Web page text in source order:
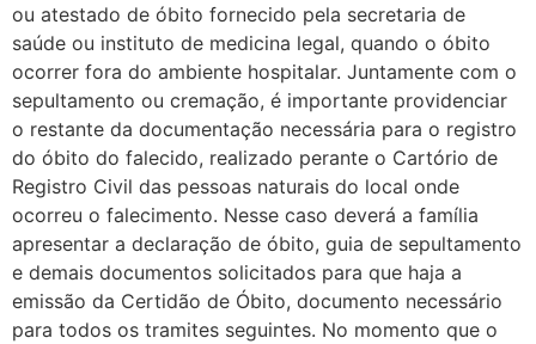
ou atestado de óbito fornecido pela secretaria de
saúde ou instituto de medicina legal, quando o óbito
ocorrer fora do ambiente hospitalar. Juntamente com o
sepultamento ou cremação, é importante providenciar
o restante da documentação necessária para o registro
do óbito do falecido, realizado perante o Cartório de
Registro Civil das pessoas naturais do local onde
ocorreu o falecimento. Nesse caso deverá a família
apresentar a declaração de óbito, guia de sepultamento
e demais documentos solicitados para que haja a
emissão da Certidão de Óbito, documento necessário
para todos os tramites seguintes. No momento que o